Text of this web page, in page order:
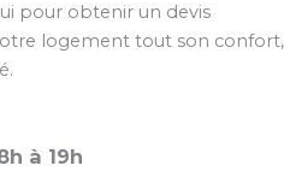
pour obtenir un devis
logement tout son confort,
à 19h